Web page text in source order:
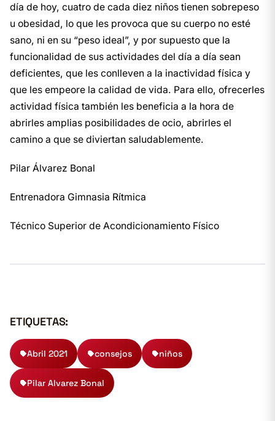
día de hoy, cuatro de cada diez niños tienen sobrepeso
u obesidad, lo que les provoca que su cuerpo no esté
sano, ni en su “peso ideal”, y por supuesto que la
funcionalidad de sus actividades del día a día sean
deficientes, que les conlleven a la inactividad física y
que les empeore la calidad de vida. Para ello, ofrecerles
actividad física también les beneficia a la hora de
abrirles amplias posibilidades de ocio, abrirles el
camino a que se diviertan saludablemente.
Pilar Álvarez Bonal
Entrenadora Gimnasia Rítmica
Técnico Superior de Acondicionamiento Físico
ETIQUETAS:
Abril 2021 consejos niños
Pilar Alvarez Bonal